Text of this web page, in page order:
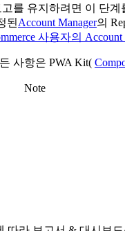
를 유지하려면 이 단
된 Account Manager의
사용자의 Account
사항은 PWA Kit(
Note